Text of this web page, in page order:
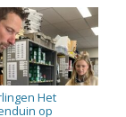
Het
op